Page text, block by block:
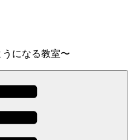
うになる教室〜